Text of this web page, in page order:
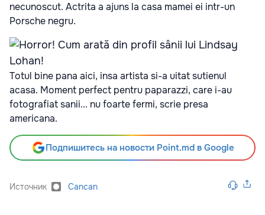
necunoscut. Actrita a ajuns la casa mamei ei intr-un
Porsche negru.
Totul bine pana aici, insa artista si-a uitat sutienul
acasa. Moment perfect pentru paparazzi, care i-au
fotografiat sanii... nu foarte fermi, scrie presa
americana.
Подпишитесь на новости Point.md в Google
Источник Cancan